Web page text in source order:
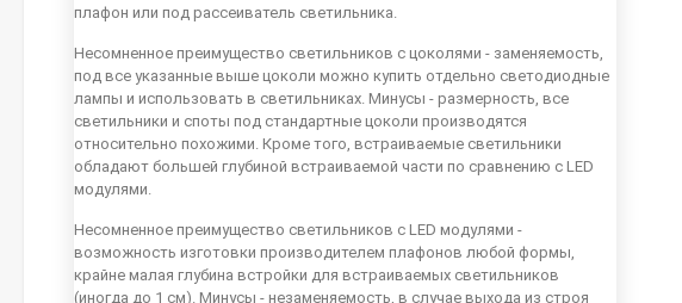
плафон или под рассеиватель светильника.
Несомненное преимущество светильников с цоколями - заменяемость,
под все указанные выше цоколи можно купить отдельно светодиодные
лампы и использовать в светильниках. Минусы - размерность, все
светильники и споты под стандартные цоколи производятся
относительно похожими. Кроме того, встраиваемые светильники
обладают большей глубиной встраиваемой части по сравнению с LED
модулями.
Несомненное преимущество светильников с LED модулями -
возможность изготовки производителем плафонов любой формы,
крайне малая глубина встройки для встраиваемых светильников
(иногда до 1 см). Минусы - незаменяемость, в случае выхода из строя